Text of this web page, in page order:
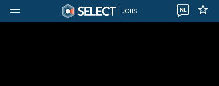
JOBS NL